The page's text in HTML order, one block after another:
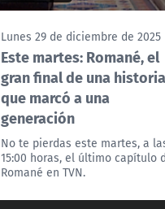
Lunes 29 de diciembre de 2025
Este martes: Romané, el
gran final de una historia
que marcó a una
generación
No te pierdas este martes, a
15:00 horas, el último capítulo
Romané en TVN.